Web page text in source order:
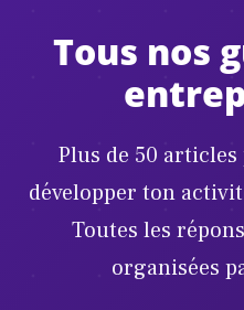
Tous nos
Plus de 50
développer ton
Toutes les
organisées